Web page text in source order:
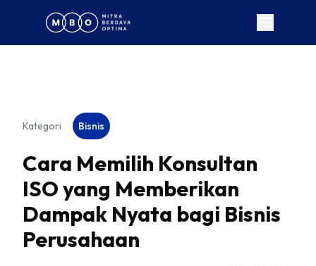
Kategori Bisnis
Cara Memilih Konsultan
ISO yang Memberikan
Dampak Nyata bagi Bisnis
Perusahaan